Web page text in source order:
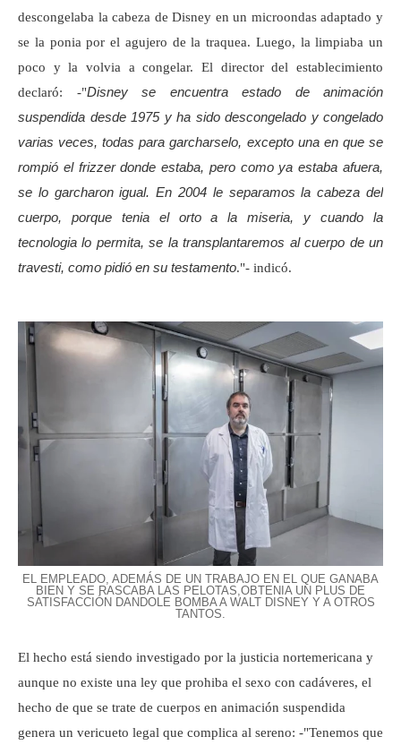
descongelaba la cabeza de Disney en un microondas adaptado y
se la ponia por el agujero de la traquea. Luego, la limpiaba un
poco y la volvia a congelar. El director del establecimiento
declaró: -"Disney se encuentra estado de animación
suspendida desde 1975 y ha sido descongelado y congelado
varias veces, todas para garcharselo, excepto una en que se
rompió el frizzer donde estaba, pero como ya estaba afuera,
se lo garcharon igual. En 2004 le separamos la cabeza del
cuerpo, porque tenia el orto a la miseria, y cuando la
tecnologia lo permita, se la transplantaremos al cuerpo de un
travesti, como pidió en su testamento."- indicó.
EL EMPLEADO, ADEMÁS DE UN TRABAJO EN EL QUE GANABA
BIEN Y SE RASCABA LAS PELOTAS,OBTENIA UN PLUS DE
SATISFACCIÓN DANDOLE BOMBA A WALT DISNEY Y A OTROS
TANTOS.
El hecho está siendo investigado por la justicia nortemericana y
aunque no existe una ley que prohiba el sexo con cadáveres, el
hecho de que se trate de cuerpos en animación suspendida
genera un vericueto legal que complica al sereno: -"Tenemos que